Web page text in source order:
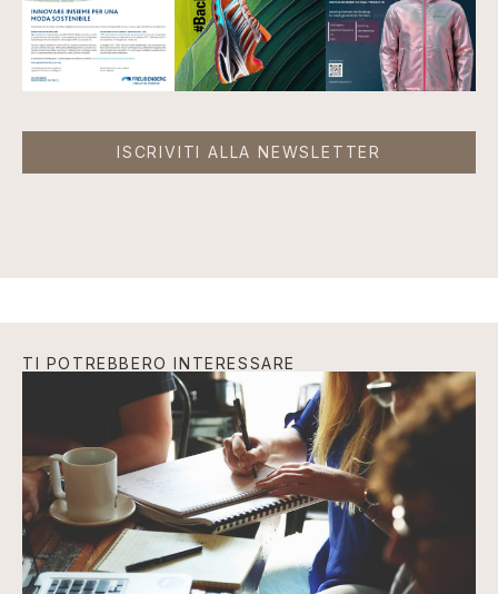
ISCRIVITI ALLA NEWSLETTER
TI POTREBBERO INTERESSARE